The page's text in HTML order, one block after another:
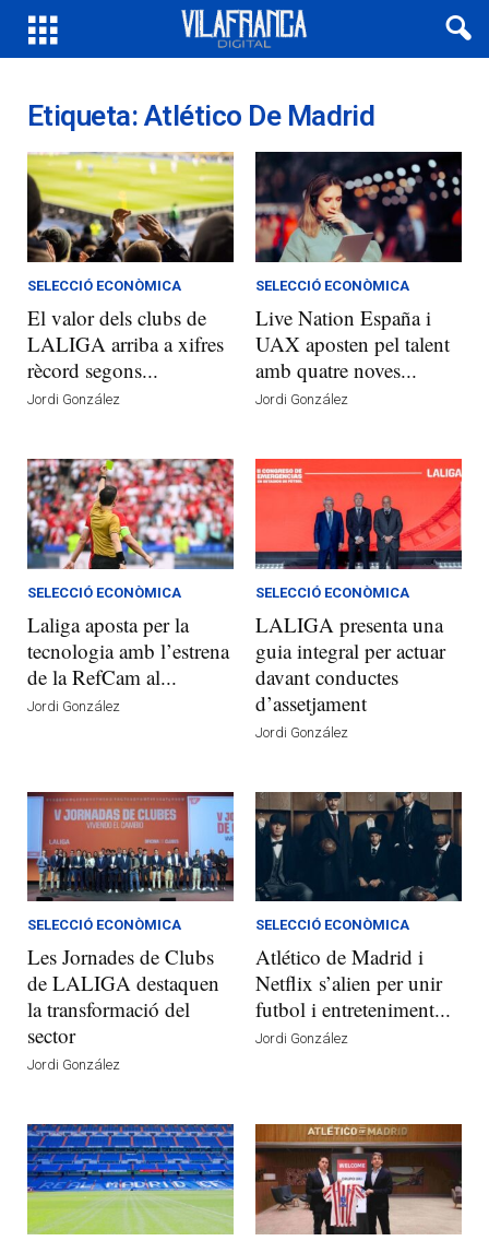
Etiqueta: Atlético De Madrid
SELECCIÓ ECONÒMICA
El valor dels clubs de
LALIGA arriba a xifres
rècord segons...
Jordi González
SELECCIÓ ECONÒMICA
Live Nation España i
UAX aposten pel talent
amb quatre noves...
Jordi González
SELECCIÓ ECONÒMICA
Laliga aposta per la
tecnologia amb l’estrena
de la RefCam al...
Jordi González
SELECCIÓ ECONÒMICA
LALIGA presenta una
guia integral per actuar
davant conductes
d’assetjament
Jordi González
SELECCIÓ ECONÒMICA
Les Jornades de Clubs
de LALIGA destaquen
la transformació del
sector
Jordi González
SELECCIÓ ECONÒMICA
Atlético de Madrid i
Netflix s’alien per unir
futbol i entreteniment...
Jordi González